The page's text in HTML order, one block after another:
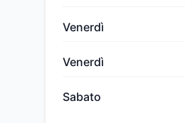
Venerdì
Venerdì
Sabato